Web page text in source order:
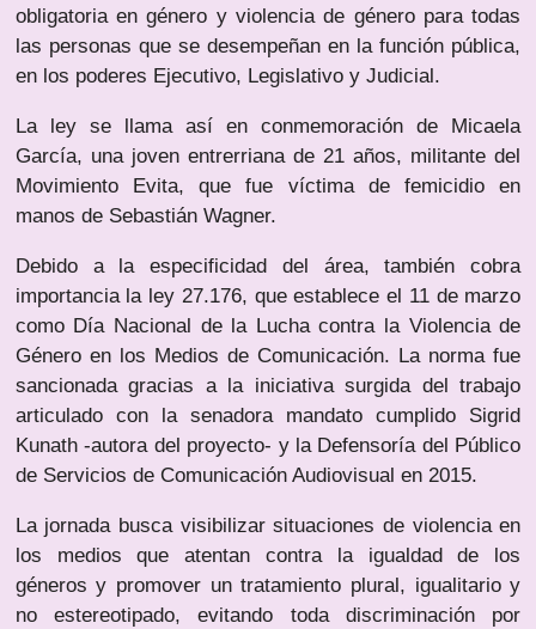
obligatoria en género y violencia de género para todas
las personas que se desempeñan en la función pública,
en los poderes Ejecutivo, Legislativo y Judicial.
La ley se llama así en conmemoración de Micaela
García, una joven entrerriana de 21 años, militante del
Movimiento Evita, que fue víctima de femicidio en
manos de Sebastián Wagner.
Debido a la especificidad del área, también cobra
importancia la ley 27.176, que establece el 11 de marzo
como Día Nacional de la Lucha contra la Violencia de
Género en los Medios de Comunicación. La norma fue
sancionada gracias a la iniciativa surgida del trabajo
articulado con la senadora mandato cumplido Sigrid
Kunath -autora del proyecto- y la Defensoría del Público
de Servicios de Comunicación Audiovisual en 2015.
La jornada busca visibilizar situaciones de violencia en
los medios que atentan contra la igualdad de los
géneros y promover un tratamiento plural, igualitario y
no estereotipado, evitando toda discriminación por